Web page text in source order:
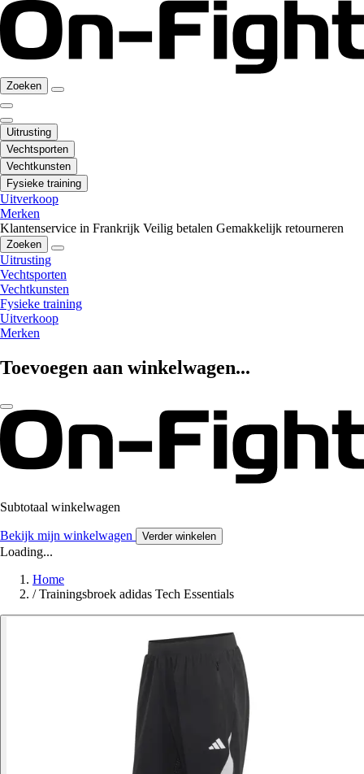
Zoeken
Uitrusting
Vechtsporten
Vechtkunsten
Fysieke training
Uitverkoop
Merken
Klantenservice in Frankrijk Veilig betalen Gemakkelijk retourneren
Zoeken
Uitrusting
Vechtsporten
Vechtkunsten
Fysieke training
Uitverkoop
Merken
Toevoegen aan winkelwagen...
Subtotaal winkelwagen
Bekijk mijn winkelwagen Verder winkelen
Loading...
Home
/ Trainingsbroek adidas Tech Essentials